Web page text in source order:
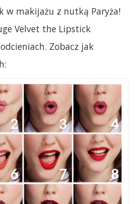
w makijażu z nutką Paryża!
Velvet the Lipstick
Zobacz jak